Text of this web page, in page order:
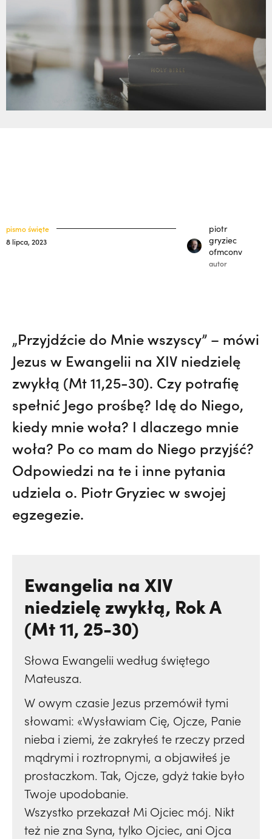
klasztory
kuria prowincjalna
ochrona małoletnich
święci
Otwierał misję w
Pariacoto. Wrócił na pogrzeb braci. |
JESTEM
pismo święte
8 lipca, 2023
piotr
gryziec
ofmconv
autor
„Przyjdźcie do Mnie wszyscy” – mówi
Jezus w Ewangelii na XIV niedzielę
zwykłą (Mt 11,25-30). Czy potrafię
spełnić Jego prośbę? Idę do Niego,
kiedy mnie woła? I dlaczego mnie
woła? Po co mam do Niego przyjść?
Odpowiedzi na te i inne pytania
udziela o. Piotr Gryziec w swojej
egzegezie.
Ewangelia na XIV
niedzielę zwykłą, Rok A
(Mt 11, 25-30)
Słowa Ewangelii według świętego
Mateusza.
W owym czasie Jezus przemówił tymi
słowami: «Wysławiam Cię, Ojcze, Panie
nieba i ziemi, że zakryłeś te rzeczy przed
mądrymi i roztropnymi, a objawiłeś je
prostaczkom. Tak, Ojcze, gdyż takie było
Twoje upodobanie.
Wszystko przekazał Mi Ojciec mój. Nikt
też nie zna Syna, tylko Ojciec, ani Ojca